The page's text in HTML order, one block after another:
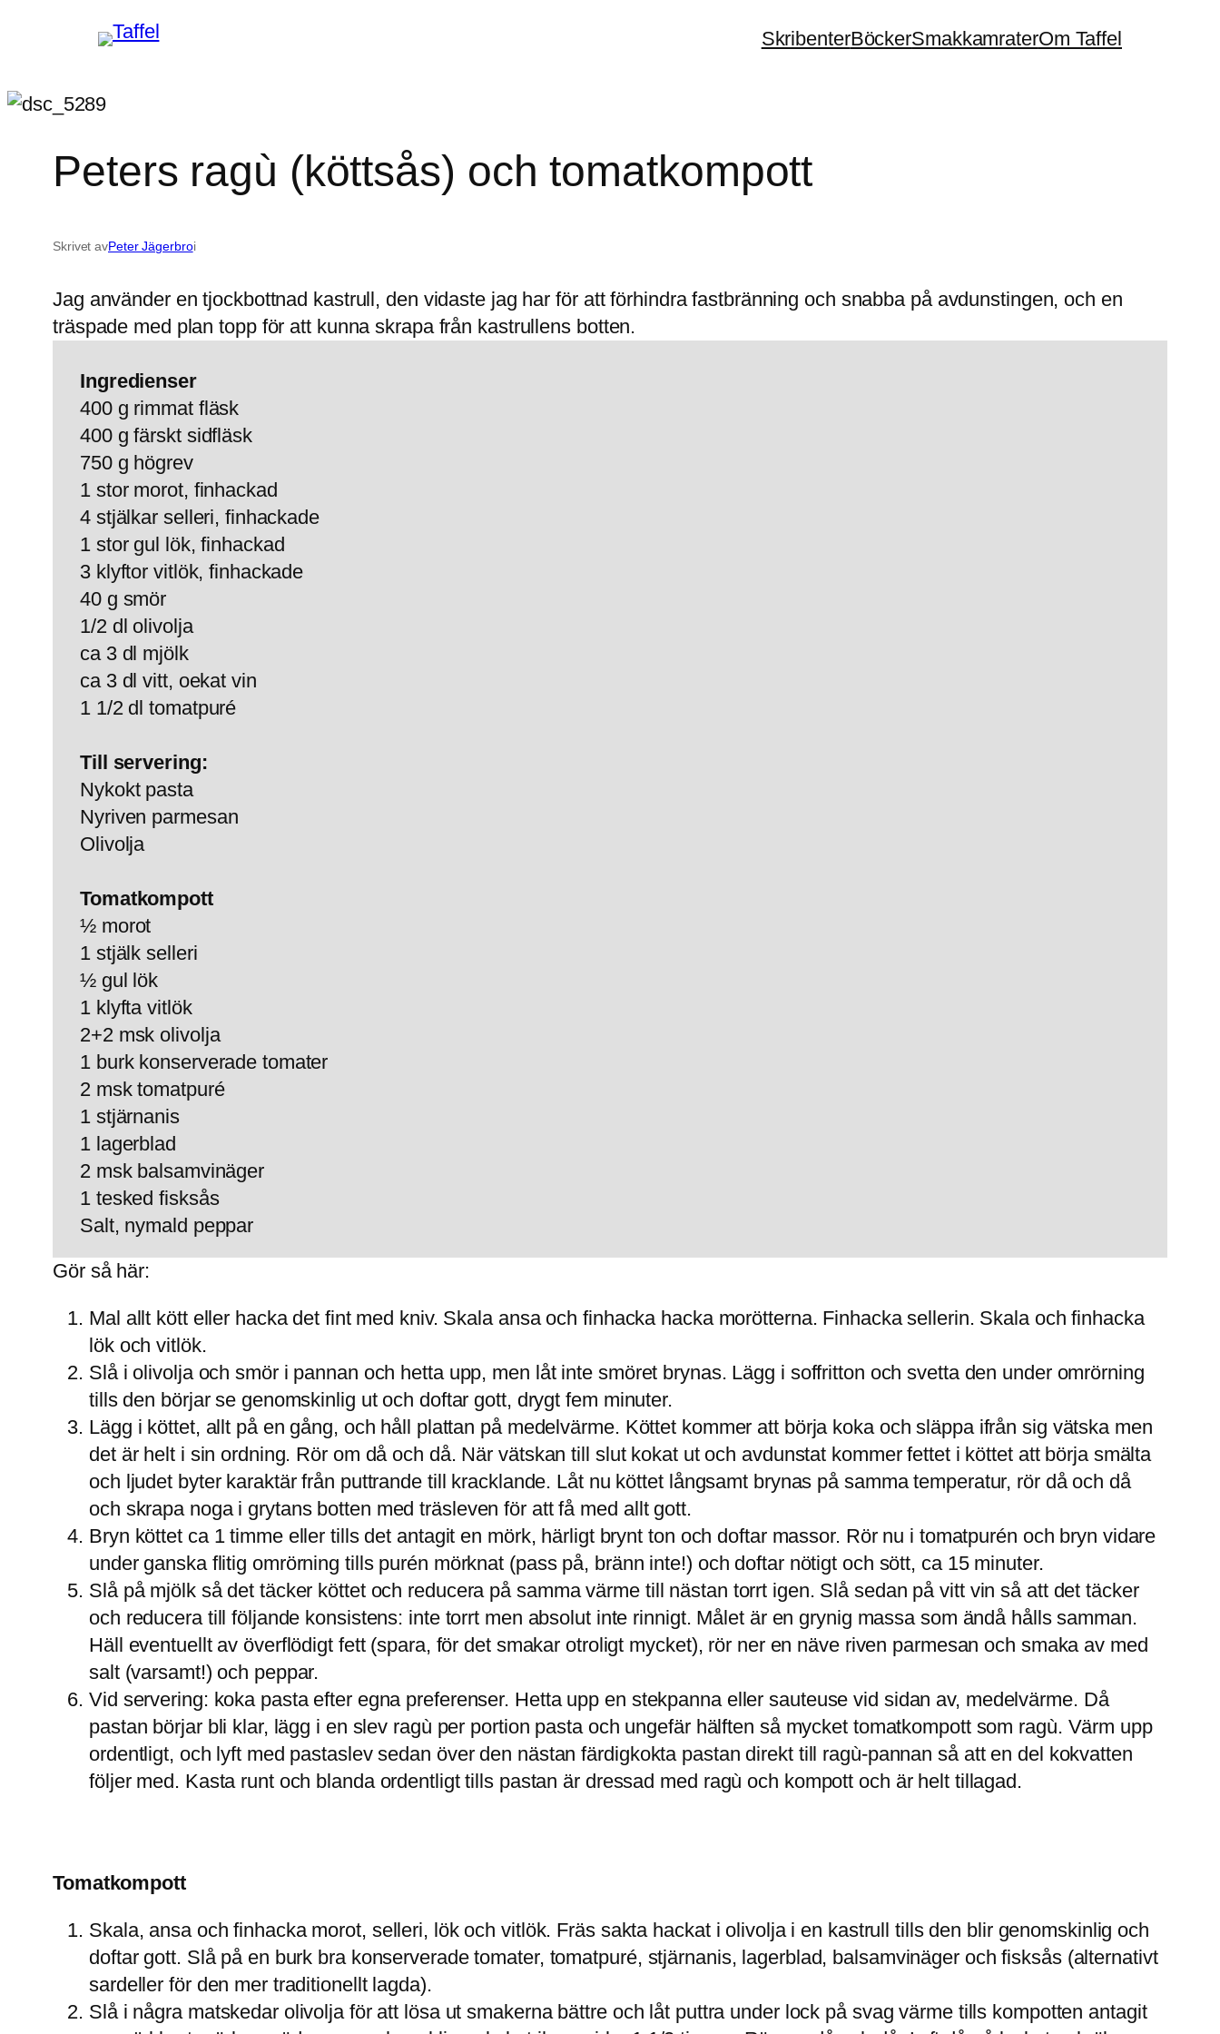
SkribenterBöckerSmakkamraterOm Taffel
Peters ragù (köttsås) och tomatkompott
Skrivet avPeter Jägerbroi
Jag använder en tjockbottnad kastrull, den vidaste jag har för att förhindra fastbränning och snabba på avdunstingen, och en
träspade med plan topp för att kunna skrapa från kastrullens botten.
Ingredienser
400 g rimmat fläsk
400 g färskt sidfläsk
750 g högrev
1 stor morot, finhackad
4 stjälkar selleri, finhackade
1 stor gul lök, finhackad
3 klyftor vitlök, finhackade
40 g smör
1/2 dl olivolja
ca 3 dl mjölk
ca 3 dl vitt, oekat vin
1 1/2 dl tomatpuré
Till servering:
Nykokt pasta
Nyriven parmesan
Olivolja
Tomatkompott
½ morot
1 stjälk selleri
½ gul lök
1 klyfta vitlök
2+2 msk olivolja
1 burk konserverade tomater
2 msk tomatpuré
1 stjärnanis
1 lagerblad
2 msk balsamvinäger
1 tesked fisksås
Salt, nymald peppar
Gör så här:
Mal allt kött eller hacka det fint med kniv. Skala ansa och finhacka hacka morötterna. Finhacka sellerin. Skala och finhacka
lök och vitlök.
Slå i olivolja och smör i pannan och hetta upp, men låt inte smöret brynas. Lägg i soffritton och svetta den under omrörning
tills den börjar se genomskinlig ut och doftar gott, drygt fem minuter.
Lägg i köttet, allt på en gång, och håll plattan på medelvärme. Köttet kommer att börja koka och släppa ifrån sig vätska men
det är helt i sin ordning. Rör om då och då. När vätskan till slut kokat ut och avdunstat kommer fettet i köttet att börja smälta
och ljudet byter karaktär från puttrande till kracklande. Låt nu köttet långsamt brynas på samma temperatur, rör då och då
och skrapa noga i grytans botten med träsleven för att få med allt gott.
Bryn köttet ca 1 timme eller tills det antagit en mörk, härligt brynt ton och doftar massor. Rör nu i tomatpurén och bryn vidare
under ganska flitig omrörning tills purén mörknat (pass på, bränn inte!) och doftar nötigt och sött, ca 15 minuter.
Slå på mjölk så det täcker köttet och reducera på samma värme till nästan torrt igen. Slå sedan på vitt vin så att det täcker
och reducera till följande konsistens: inte torrt men absolut inte rinnigt. Målet är en grynig massa som ändå hålls samman.
Häll eventuellt av överflödigt fett (spara, för det smakar otroligt mycket), rör ner en näve riven parmesan och smaka av med
salt (varsamt!) och peppar.
Vid servering: koka pasta efter egna preferenser. Hetta upp en stekpanna eller sauteuse vid sidan av, medelvärme. Då
pastan börjar bli klar, lägg i en slev ragù per portion pasta och ungefär hälften så mycket tomatkompott som ragù. Värm upp
ordentligt, och lyft med pastaslev sedan över den nästan färdigkokta pastan direkt till ragù-pannan så att en del kokvatten
följer med. Kasta runt och blanda ordentligt tills pastan är dressad med ragù och kompott och är helt tillagad.
Tomatkompott
Skala, ansa och finhacka morot, selleri, lök och vitlök. Fräs sakta hackat i olivolja i en kastrull tills den blir genomskinlig och
doftar gott. Slå på en burk bra konserverade tomater, tomatpuré, stjärnanis, lagerblad, balsamvinäger och fisksås (alternativt
sardeller för den mer traditionellt lagda).
Slå i några matskedar olivolja för att lösa ut smakerna bättre och låt puttra under lock på svag värme tills kompotten antagit